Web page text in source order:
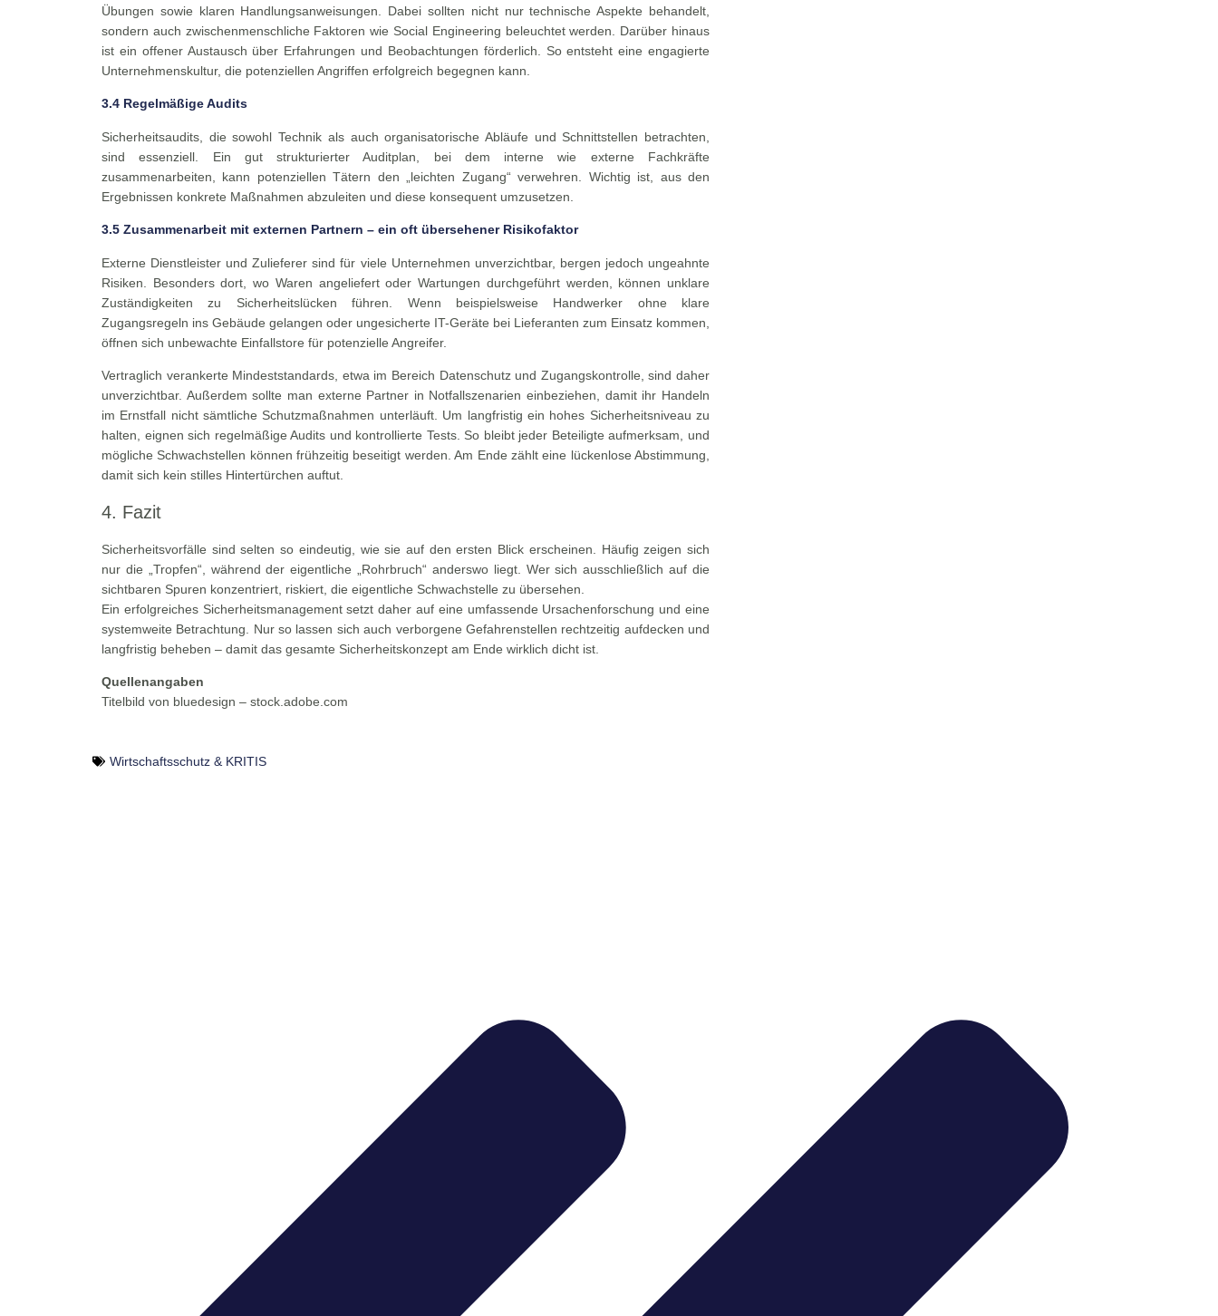
Übungen sowie klaren Handlungsanweisungen. Dabei sollten nicht nur technische Aspekte behandelt,
sondern auch zwischenmenschliche Faktoren wie Social Engineering beleuchtet werden. Darüber hinaus
ist ein offener Austausch über Erfahrungen und Beobachtungen förderlich. So entsteht eine engagierte
Unternehmenskultur, die potenziellen Angriffen erfolgreich begegnen kann.
3.4 Regelmäßige Audits
Sicherheitsaudits, die sowohl Technik als auch organisatorische Abläufe und Schnittstellen betrachten,
sind essenziell. Ein gut strukturierter Auditplan, bei dem interne wie externe Fachkräfte
zusammenarbeiten, kann potenziellen Tätern den „leichten Zugang“ verwehren. Wichtig ist, aus den
Ergebnissen konkrete Maßnahmen abzuleiten und diese konsequent umzusetzen.
3.5 Zusammenarbeit mit externen Partnern – ein oft übersehener Risikofaktor
Externe Dienstleister und Zulieferer sind für viele Unternehmen unverzichtbar, bergen jedoch ungeahnte
Risiken. Besonders dort, wo Waren angeliefert oder Wartungen durchgeführt werden, können unklare
Zuständigkeiten zu Sicherheitslücken führen. Wenn beispielsweise Handwerker ohne klare
Zugangsregeln ins Gebäude gelangen oder ungesicherte IT-Geräte bei Lieferanten zum Einsatz kommen,
öffnen sich unbewachte Einfallstore für potenzielle Angreifer.
Vertraglich verankerte Mindeststandards, etwa im Bereich Datenschutz und Zugangskontrolle, sind daher
unverzichtbar. Außerdem sollte man externe Partner in Notfallszenarien einbeziehen, damit ihr Handeln
im Ernstfall nicht sämtliche Schutzmaßnahmen unterläuft. Um langfristig ein hohes Sicherheitsniveau zu
halten, eignen sich regelmäßige Audits und kontrollierte Tests. So bleibt jeder Beteiligte aufmerksam, und
mögliche Schwachstellen können frühzeitig beseitigt werden. Am Ende zählt eine lückenlose Abstimmung,
damit sich kein stilles Hintertürchen auftut.
4. Fazit
Sicherheitsvorfälle sind selten so eindeutig, wie sie auf den ersten Blick erscheinen. Häufig zeigen sich
nur die „Tropfen“, während der eigentliche „Rohrbruch“ anderswo liegt. Wer sich ausschließlich auf die
sichtbaren Spuren konzentriert, riskiert, die eigentliche Schwachstelle zu übersehen.
Ein erfolgreiches Sicherheitsmanagement setzt daher auf eine umfassende Ursachenforschung und eine
systemweite Betrachtung. Nur so lassen sich auch verborgene Gefahrenstellen rechtzeitig aufdecken und
langfristig beheben – damit das gesamte Sicherheitskonzept am Ende wirklich dicht ist.
Quellenangaben
Titelbild von bluedesign – stock.adobe.com
Wirtschaftsschutz & KRITIS